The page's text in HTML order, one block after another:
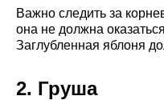
Важно следить за
она не должна
Заглубленная яблоня
2. Груша